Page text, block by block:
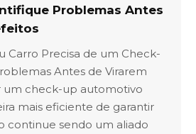
Problemas Antes
Carro Precisa de um Check-
Antes de Virarem
um check-up automotivo
mais eficiente de garantir
continue sendo um aliado